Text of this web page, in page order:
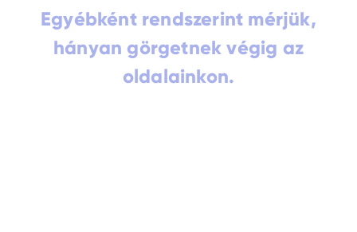
Egyébként rendszerint mérjük,
hányan görgetnek végig az
oldalainkon.